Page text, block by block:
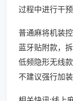
过程中进行干
普通麻将机装
蓝牙贴附款，
低频隐形无线
不建议强行加